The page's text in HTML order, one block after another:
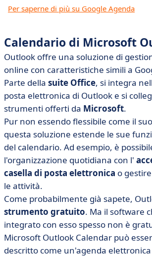
Per saperne di più su Google Agenda
Calendario di Microsoft
Outlook offre una soluzione di
online con caratteristiche simili a
Parte della suite Office, si integra
posta elettronica di Outlook e si
strumenti offerti da Microsoft.
Pur non essendo flessibile come il
questa soluzione estende le sue
del calendario. Ad esempio, è
l'organizzazione quotidiana con l'
casella di posta elettronica o
le attività.
Come probabilmente già sapete,
strumento gratuito. Ma il software
integrato con esso spesso non è
Microsoft Outlook Calendar può
descritto come un'agenda elettronica